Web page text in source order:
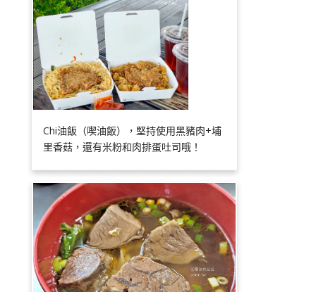
Chi油飯（喫油飯），堅持使用黑豬肉+埔
里香菇，還有米粉和肉排蛋吐司哦！